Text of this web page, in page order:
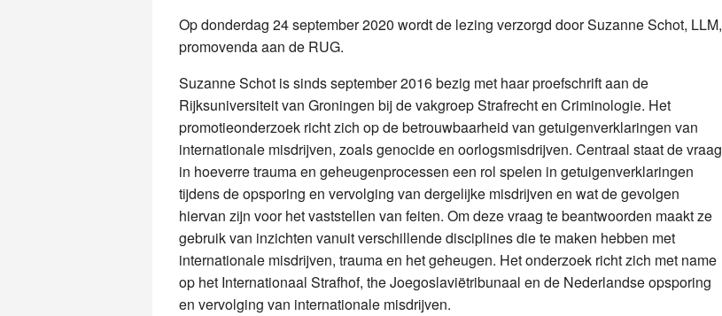
Op donderdag 24 september 2020 wordt de lezing verzorgd door Suzanne Schot, LLM,
promovenda aan de RUG.
Suzanne Schot is sinds september 2016 bezig met haar proefschrift aan de
Rijksuniversiteit van Groningen bij de vakgroep Strafrecht en Criminologie. Het
promotieonderzoek richt zich op de betrouwbaarheid van getuigenverklaringen van
internationale misdrijven, zoals genocide en oorlogsmisdrijven. Centraal staat de vraag
in hoeverre trauma en geheugenprocessen een rol spelen in getuigenverklaringen
tijdens de opsporing en vervolging van dergelijke misdrijven en wat de gevolgen
hiervan zijn voor het vaststellen van feiten. Om deze vraag te beantwoorden maakt ze
gebruik van inzichten vanuit verschillende disciplines die te maken hebben met
internationale misdrijven, trauma en het geheugen. Het onderzoek richt zich met name
op het Internationaal Strafhof, the Joegoslaviëtribunaal en de Nederlandse opsporing
en vervolging van internationale misdrijven.